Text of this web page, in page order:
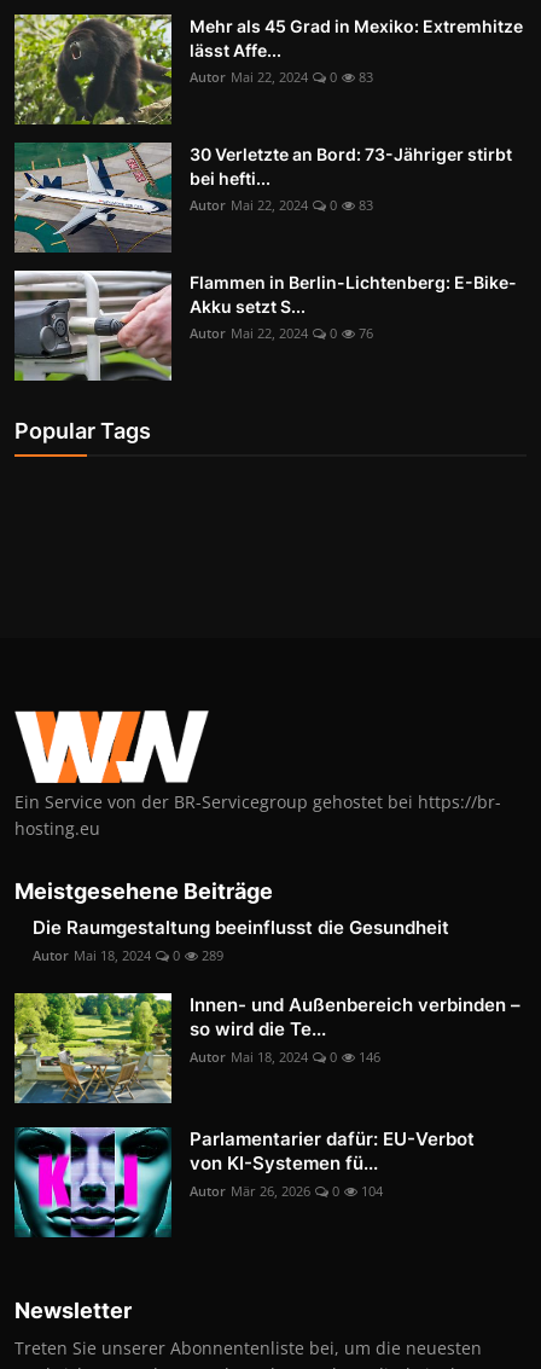
Mehr als 45 Grad in Mexiko: Extremhitze
lässt Affe...
Autor Mai 22, 2024 0 83
30 Verletzte an Bord: 73-Jähriger stirbt
bei hefti...
Autor Mai 22, 2024 0 83
Flammen in Berlin-Lichtenberg: E-Bike-
Akku setzt S...
Autor Mai 22, 2024 0 76
Popular Tags
Ein Service von der BR-Servicegroup gehostet bei https://br-
hosting.eu
Meistgesehene Beiträge
Die Raumgestaltung beeinflusst die Gesundheit
Autor Mai 18, 2024 0 289
Innen- und Außenbereich verbinden –
so wird die Te...
Autor Mai 18, 2024 0 146
Parlamentarier dafür: EU-Verbot
von KI-Systemen fü...
Autor Mär 26, 2026 0 104
Newsletter
Treten Sie unserer Abonnentenliste bei, um die neuesten